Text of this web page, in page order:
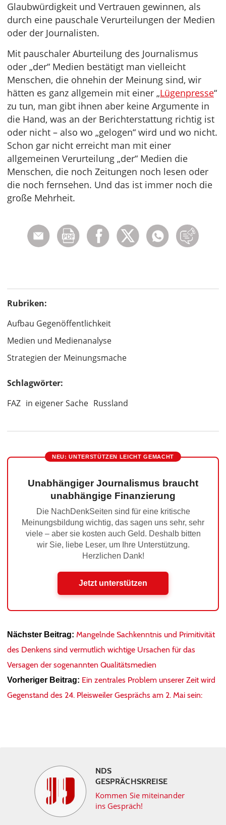
Glaubwürdigkeit und Vertrauen gewinnen, als
durch eine pauschale Verurteilungen der Medien
oder der Journalisten.
Mit pauschaler Aburteilung des Journalismus
oder „der“ Medien bestätigt man vielleicht
Menschen, die ohnehin der Meinung sind, wir
hätten es ganz allgemein mit einer „Lügenpresse“
zu tun, man gibt ihnen aber keine Argumente in
die Hand, was an der Berichterstattung richtig ist
oder nicht – also wo „gelogen“ wird und wo nicht.
Schon gar nicht erreicht man mit einer
allgemeinen Verurteilung „der“ Medien die
Menschen, die noch Zeitungen noch lesen oder
die noch fernsehen. Und das ist immer noch die
große Mehrheit.
Rubriken:
Aufbau Gegenöffentlichkeit
Medien und Medienanalyse
Strategien der Meinungsmache
Schlagwörter:
FAZ in eigener Sache Russland
NEU: UNTERSTÜTZEN LEICHT GEMACHT
Unabhängiger Journalismus braucht
unabhängige Finanzierung
Die NachDenkSeiten sind für eine kritische
Meinungsbildung wichtig, das sagen uns sehr, sehr
viele – aber sie kosten auch Geld. Deshalb bitten
wir Sie, liebe Leser, um Ihre Unterstützung.
Herzlichen Dank!
Jetzt unterstützen
Nächster Beitrag: Mangelnde Sachkenntnis und Primitivität
des Denkens sind vermutlich wichtige Ursachen für das
Versagen der sogenannten Qualitätsmedien
Vorheriger Beitrag: Ein zentrales Problem unserer Zeit wird
Gegenstand des 24. Pleisweiler Gesprächs am 2. Mai sein:
NDS
GESPRÄCHSKREISE
Kommen Sie miteinander
ins Gespräch!